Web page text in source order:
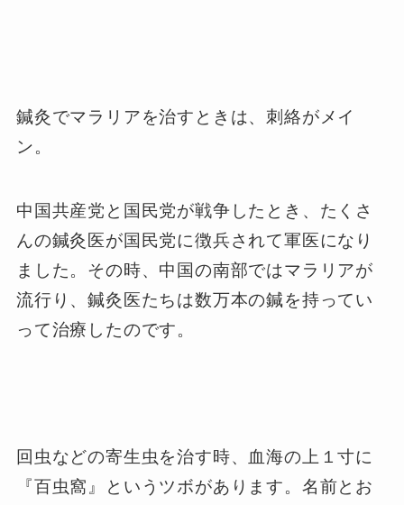
鍼灸でマラリアを治すときは、刺絡がメイ
ン。
中国共産党と国民党が戦争したとき、たくさ
んの鍼灸医が国民党に徴兵されて軍医になり
ました。その時、中国の南部ではマラリアが
流行り、鍼灸医たちは数万本の鍼を持ってい
って治療したのです。
回虫などの寄生虫を治す時、血海の上１寸に
『百虫窩』というツボがあります。名前とお